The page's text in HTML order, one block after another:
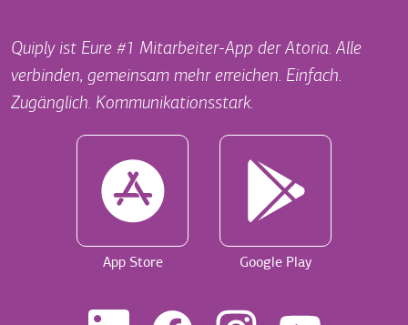
Quiply ist Eure #1 Mitarbeiter-App der Atoria. Alle
verbinden, gemeinsam mehr erreichen. Einfach.
Zugänglich. Kommunikationsstark.
App Store Google Play